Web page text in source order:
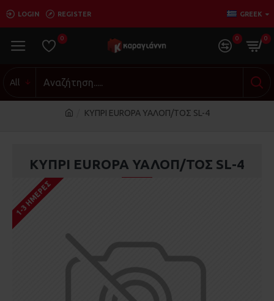
LOGIN REGISTER GREEK
0 0 0
All
ΚΥΠΡΙ EUROPA ΥΑΛΟΠ/ΤΟΣ SL-4
ΚΥΠΡΙ EUROPA ΥΑΛΟΠ/ΤΟΣ SL-4
1-3 ΗΜΈΡΕΣ